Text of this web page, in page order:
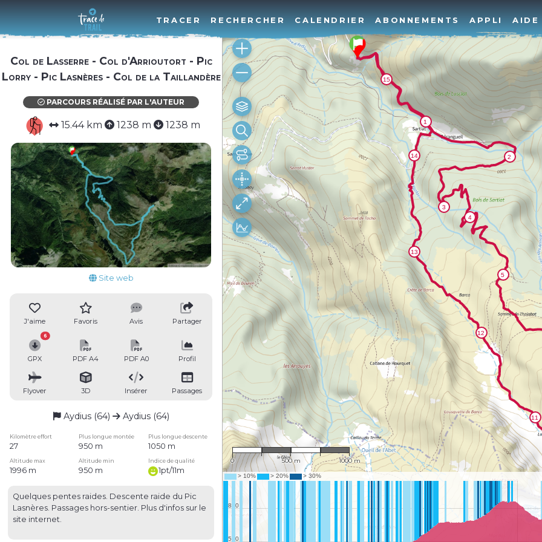
TRACER RECHERCHER CALENDRIER ABONNEMENTS APPLI AIDE
Col de Lasserre - Col d'Arrioutort - Pic
Lorry - Pic Lasnères - Col de la Taillandère
PARCOURS RÉALISÉ PAR L'AUTEUR
15.44 km 1238 m 1238 m
Site web
J'aime Favoris Avis Partager
GPX
6
PDF A4 PDF A0 Profil
Flyover 3D Insérer Passages
Aydius (64) Aydius (64)
Kilomètre effort Plus longue montée Plus longue descente
27 950 m 1050 m
Altitude max Altitude min Indice de qualité
1996 m 950 m 1pt/11m
Quelques pentes raides. Descente raide du Pic
Lasnères. Passages hors-sentier. Plus d'infos sur le
site internet.
1 : 18,434
0 500 m 1000 m